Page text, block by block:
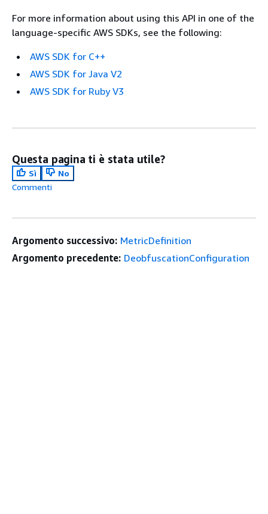
For more information about using this API in one of the
language-specific AWS SDKs, see the following:
AWS SDK for C++
AWS SDK for Java V2
AWS SDK for Ruby V3
Questa pagina ti è stata utile?
Sì
No
Commenti
Argomento successivo: MetricDefinition
Argomento precedente: DeobfuscationConfiguration